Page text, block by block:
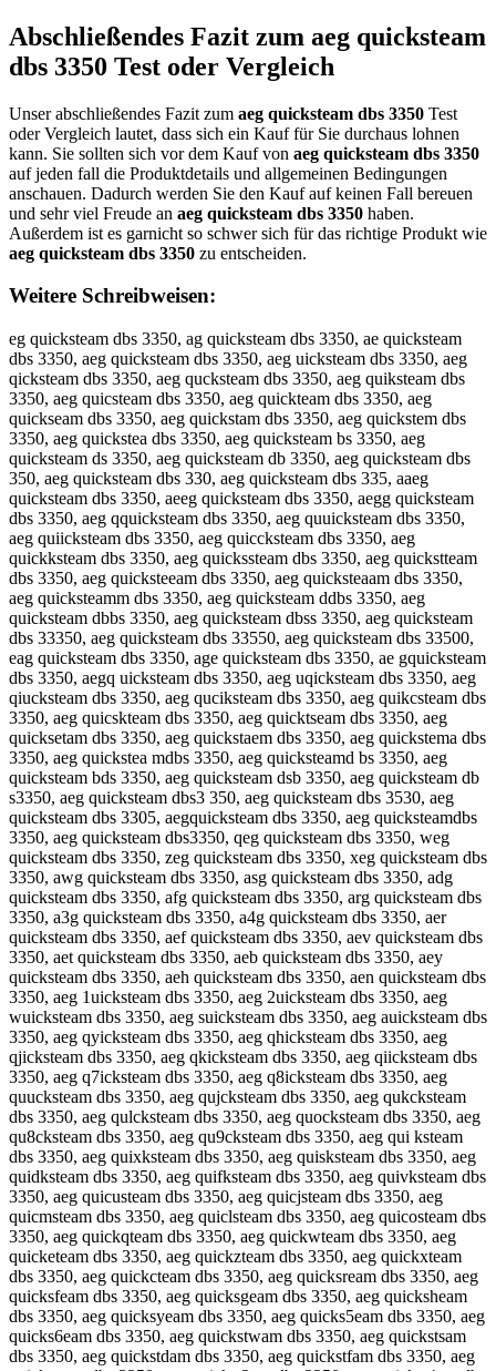
Abschließendes Fazit zum aeg quicksteam
dbs 3350 Test oder Vergleich
Unser abschließendes Fazit zum aeg quicksteam dbs 3350 Test
oder Vergleich lautet, dass sich ein Kauf für Sie durchaus lohnen
kann. Sie sollten sich vor dem Kauf von aeg quicksteam dbs 3350
auf jeden fall die Produktdetails und allgemeinen Bedingungen
anschauen. Dadurch werden Sie den Kauf auf keinen Fall bereuen
und sehr viel Freude an aeg quicksteam dbs 3350 haben.
Außerdem ist es garnicht so schwer sich für das richtige Produkt wie
aeg quicksteam dbs 3350 zu entscheiden.
Weitere Schreibweisen:
eg quicksteam dbs 3350, ag quicksteam dbs 3350, ae quicksteam
dbs 3350, aeg quicksteam dbs 3350, aeg uicksteam dbs 3350, aeg
qicksteam dbs 3350, aeg qucksteam dbs 3350, aeg quiksteam dbs
3350, aeg quicsteam dbs 3350, aeg quickteam dbs 3350, aeg
quickseam dbs 3350, aeg quickstam dbs 3350, aeg quickstem dbs
3350, aeg quickstea dbs 3350, aeg quicksteam bs 3350, aeg
quicksteam ds 3350, aeg quicksteam db 3350, aeg quicksteam dbs
350, aeg quicksteam dbs 330, aeg quicksteam dbs 335, aaeg
quicksteam dbs 3350, aeeg quicksteam dbs 3350, aegg quicksteam
dbs 3350, aeg qquicksteam dbs 3350, aeg quuicksteam dbs 3350,
aeg quiicksteam dbs 3350, aeg quiccksteam dbs 3350, aeg
quickksteam dbs 3350, aeg quickssteam dbs 3350, aeg quickstteam
dbs 3350, aeg quicksteeam dbs 3350, aeg quicksteaam dbs 3350,
aeg quicksteamm dbs 3350, aeg quicksteam ddbs 3350, aeg
quicksteam dbbs 3350, aeg quicksteam dbss 3350, aeg quicksteam
dbs 33350, aeg quicksteam dbs 33550, aeg quicksteam dbs 33500,
eag quicksteam dbs 3350, age quicksteam dbs 3350, ae gquicksteam
dbs 3350, aegq uicksteam dbs 3350, aeg uqicksteam dbs 3350, aeg
qiucksteam dbs 3350, aeg quciksteam dbs 3350, aeg quikcsteam dbs
3350, aeg quicskteam dbs 3350, aeg quicktseam dbs 3350, aeg
quicksetam dbs 3350, aeg quickstaem dbs 3350, aeg quickstema dbs
3350, aeg quickstea mdbs 3350, aeg quicksteamd bs 3350, aeg
quicksteam bds 3350, aeg quicksteam dsb 3350, aeg quicksteam db
s3350, aeg quicksteam dbs3 350, aeg quicksteam dbs 3530, aeg
quicksteam dbs 3305, aegquicksteam dbs 3350, aeg quicksteamdbs
3350, aeg quicksteam dbs3350, qeg quicksteam dbs 3350, weg
quicksteam dbs 3350, zeg quicksteam dbs 3350, xeg quicksteam dbs
3350, awg quicksteam dbs 3350, asg quicksteam dbs 3350, adg
quicksteam dbs 3350, afg quicksteam dbs 3350, arg quicksteam dbs
3350, a3g quicksteam dbs 3350, a4g quicksteam dbs 3350, aer
quicksteam dbs 3350, aef quicksteam dbs 3350, aev quicksteam dbs
3350, aet quicksteam dbs 3350, aeb quicksteam dbs 3350, aey
quicksteam dbs 3350, aeh quicksteam dbs 3350, aen quicksteam dbs
3350, aeg 1uicksteam dbs 3350, aeg 2uicksteam dbs 3350, aeg
wuicksteam dbs 3350, aeg suicksteam dbs 3350, aeg auicksteam dbs
3350, aeg qyicksteam dbs 3350, aeg qhicksteam dbs 3350, aeg
qjicksteam dbs 3350, aeg qkicksteam dbs 3350, aeg qiicksteam dbs
3350, aeg q7icksteam dbs 3350, aeg q8icksteam dbs 3350, aeg
quucksteam dbs 3350, aeg qujcksteam dbs 3350, aeg qukcksteam
dbs 3350, aeg qulcksteam dbs 3350, aeg quocksteam dbs 3350, aeg
qu8cksteam dbs 3350, aeg qu9cksteam dbs 3350, aeg qui ksteam
dbs 3350, aeg quixksteam dbs 3350, aeg quisksteam dbs 3350, aeg
quidksteam dbs 3350, aeg quifksteam dbs 3350, aeg quivksteam dbs
3350, aeg quicusteam dbs 3350, aeg quicjsteam dbs 3350, aeg
quicmsteam dbs 3350, aeg quiclsteam dbs 3350, aeg quicosteam dbs
3350, aeg quickqteam dbs 3350, aeg quickwteam dbs 3350, aeg
quicketeam dbs 3350, aeg quickzteam dbs 3350, aeg quickxteam
dbs 3350, aeg quickcteam dbs 3350, aeg quicksream dbs 3350, aeg
quicksfeam dbs 3350, aeg quicksgeam dbs 3350, aeg quicksheam
dbs 3350, aeg quicksyeam dbs 3350, aeg quicks5eam dbs 3350, aeg
quicks6eam dbs 3350, aeg quickstwam dbs 3350, aeg quickstsam
dbs 3350, aeg quickstdam dbs 3350, aeg quickstfam dbs 3350, aeg